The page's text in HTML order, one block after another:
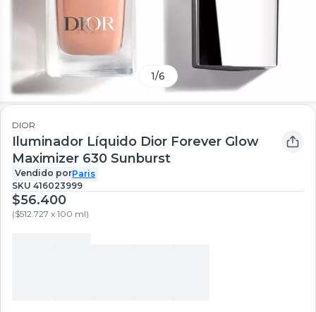
1/6
DIOR
Iluminador Líquido Dior Forever Glow
Maximizer 630 Sunburst
Vendido porParis
SKU 416023999
$56.400
($512.727 x 100 ml)